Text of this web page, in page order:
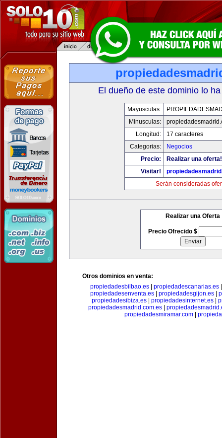
El dueño de este dominio lo
Mayusculas:
Minusculas:
Longitud:
17 caracteres
Categorias:
Negocios
Precio:
Realizar una oferta!
Visitar!
Serán consideradas
Realizar una Oferta
Precio Ofrecido $
Otros dominios en venta:
propiedadesbilbao.es| propiedadescanarias.es
propiedadesenventa.es
propiedadesgijon.es
propiedadesibiza.es
propiedadesinternet.es
propiedadesmadrid.com.es
propiedadesmiramar.com